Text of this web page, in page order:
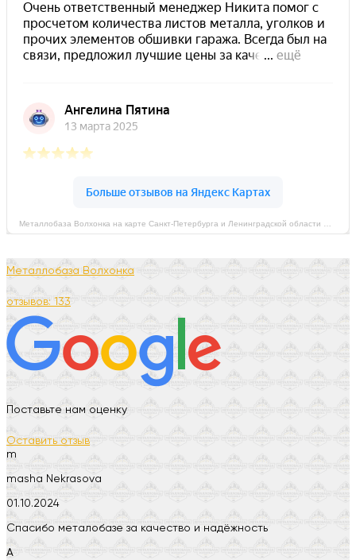
Металлобаза Волхонка
отзывов: 133
Поставьте нам оценку
Оставить отзыв
m
masha Nekrasova
01.10.2024
Спасибо металобазе за качество и надёжность
А